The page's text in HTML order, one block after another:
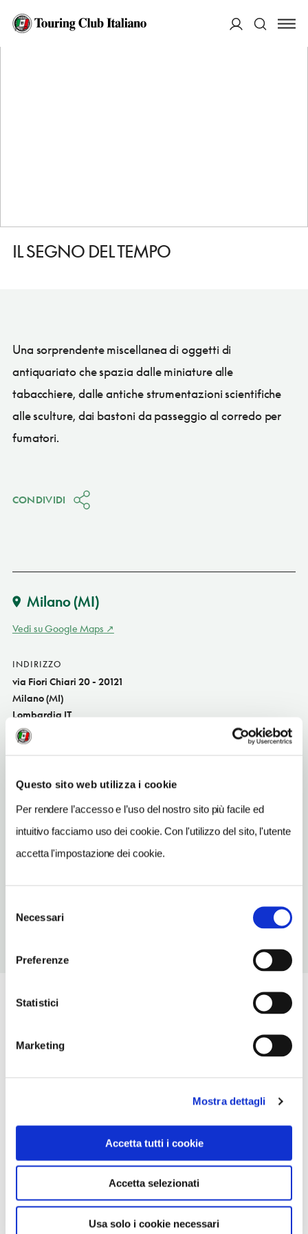
Questo sito web utilizza i cookie
Per rendere l’accesso e l’uso del nostro sito più facile ed
intuitivo facciamo uso dei cookie. Con l'utilizzo del sito, l'utente
accetta l'impostazione dei cookie.
delNecessari
Preferenze
Statistici
Marketing
Mostra dettagli
Accetta tutti i cookie
Accetta selezionati
Usa solo i cookie necessari
HOME
IL SEGNO DEL TEMPO
Una sorprendente miscellanea di oggetti di
antiquariato che spazia dalle miniature alle
tabacchiere, dalle antiche strumentazioni scientifiche
alle sculture, dai bastoni da passeggio al corredo per
fumatori.
CONDIVIDI
Milano(MI)
Vedi su Google Maps
INDIRIZZO
via Fiori Chiari 20 - 20121
Milano (MI)
Lombardia IT
SITO WEB
INDIRIZZO EMAIL
info@ilsegnodeltempo.com
TELEFONO
0272093661